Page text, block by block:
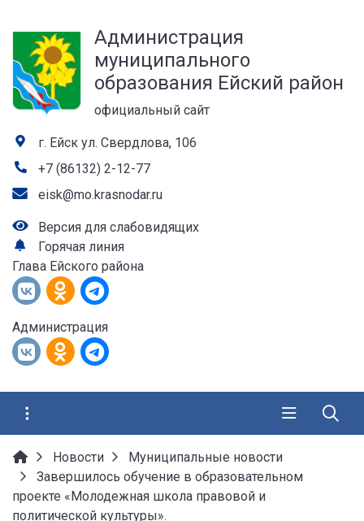
Администрация
муниципального
образования Ейский район
официальный сайт
г. Ейск ул. Свердлова, 106
+7 (86132) 2-12-77
eisk@mo.krasnodar.ru
Версия для слабовидящих
Горячая линия
Глава Ейского района
Администрация
Новости
Муниципальные новости
Завершилось обучение в образовательном
проекте «Молодежная школа правовой и
политической культуры».